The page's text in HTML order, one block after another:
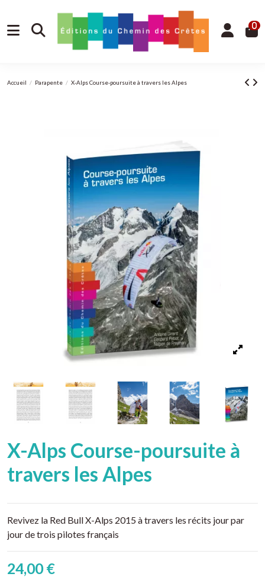
0
Accueil Parapente X-Alps Course-poursuite à travers les Alpes
X-Alps Course-poursuite à
travers les Alpes
Revivez la Red Bull X-Alps 2015 à travers les récits jour par
jour de trois pilotes français
24,00 €